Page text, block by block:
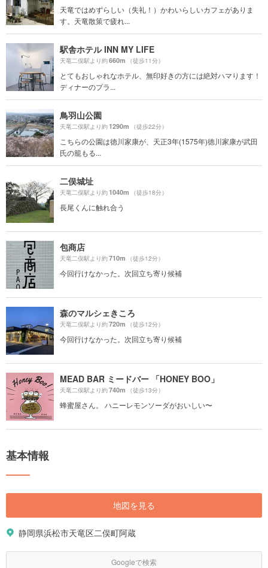
天竜ではめずらしい（失礼！）かわいらしいカフェがありま
す。天竜散策で疲れ...
駅舎ホテル INN MY LIFE
天竜二俣駅より約660m （徒歩11分）
とてもおしゃれなホテル、無印好きの方には絶対ハマります！
ディナーのプラ...
鳥羽山公園
天竜二俣駅より約1290m （徒歩22分）
こちらの公園は徳川家康が、天正3年(1575年)徳川家康が武田
氏の籠もる...
二俣城址
天竜二俣駅より約1040m （徒歩18分）
長尾くんに触れ合う
包商店
天竜二俣駅より約710m （徒歩12分）
今回行けなかった。次回立ち寄り候補
森のマルシェきころ
天竜二俣駅より約720m （徒歩12分）
今回行けなかった。次回立ち寄り候補
MEAD BAR ミードバー 「HONEY BOO」
天竜二俣駅より約740m （徒歩13分）
蜂蜜屋さん。 ハニーレモンソーダがおいしい〜
基本情報
地図を見る
静岡県浜松市天竜区二俣町阿蔵
Googleで検索